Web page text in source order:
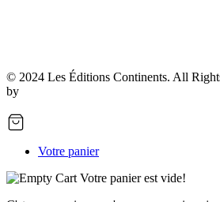
© 2024 Les Éditions Continents. All
by
Votre panier
Votre panier est vide!